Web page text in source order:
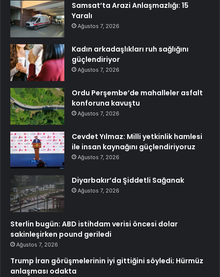
Samsat’ta Arazi Anlaşmazlığı: 15
Yaralı
Ağustos 7, 2026
Kadın arkadaşlıkları ruh sağlığını
güçlendiriyor
Ağustos 7, 2026
Ordu Perşembe’de mahalleler asfalt
konforuna kavuştu
Ağustos 7, 2026
Cevdet Yılmaz: Milli yetkinlik hamlesi
ile insan kaynağını güçlendiriyoruz
Ağustos 7, 2026
Diyarbakır’da Şiddetli Sağanak
Ağustos 7, 2026
Sterlin bugün: ABD istihdam verisi öncesi dolar
sakinleşirken pound geriledi
Ağustos 7, 2026
Trump İran görüşmelerinin iyi gittiğini söyledi; Hürmüz
anlaşması odakta